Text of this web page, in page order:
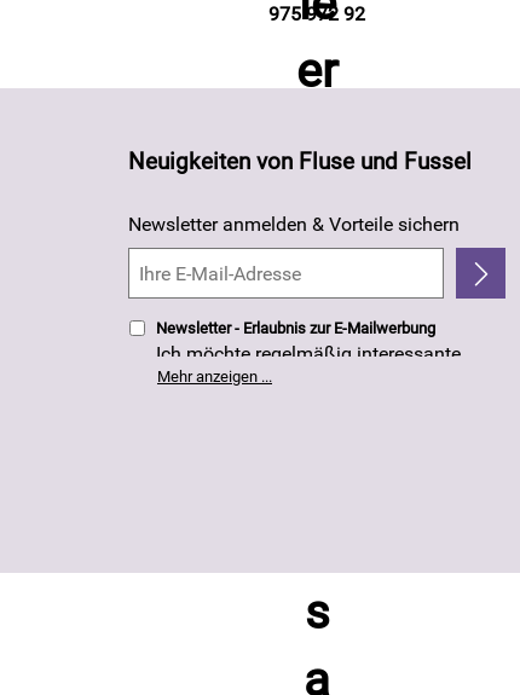
975 972 92
Neuigkeiten von Fluse und Fussel
Newsletter anmelden & Vorteile sichern
Newsletter - Erlaubnis zur E-Mailwerbung
Ich möchte regelmäßig interessante
Angebote per E-Mail erhalten. Meine E-
Mail-Adresse wird nicht an andere
Mehr anzeigen ...